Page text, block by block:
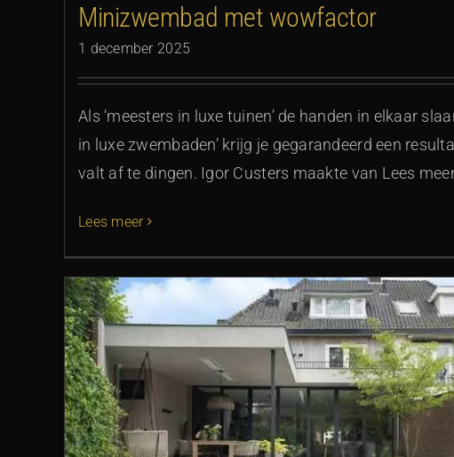
Minizwembad met wowfactor
1 december 2025
Als ‘meesters in luxe tuinen’ de handen in elkaar
in luxe zwembaden’ krijg je gegarandeerd een
valt af te dingen. Igor Custers maakte van Lees
Lees meer